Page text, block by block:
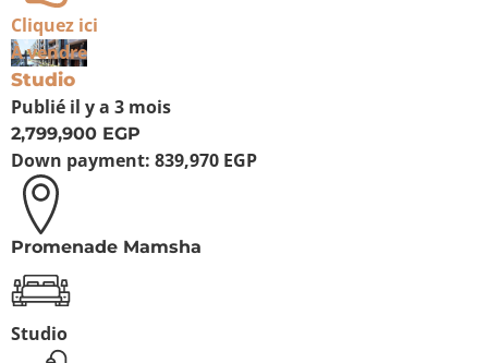
Cliquez ici
À vendre
Studio
Publié il y a 3 mois
2,799,900 EGP
Down payment: 839,970 EGP
Promenade Mamsha
Studio